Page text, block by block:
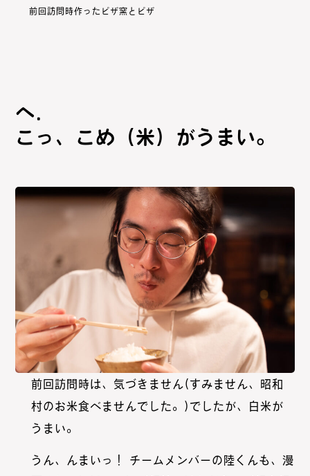
前回訪問時作ったピザ窯とピザ
こっ、こめ（米）がうまい。
前回訪問時は、気づきません(すみません、昭和
村のお米食べませんでした。)でしたが、白米が
うまい。
うん、んまいっ！ チームメンバーの陸くんも、漫